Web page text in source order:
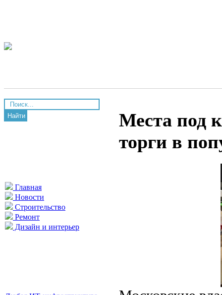
Найти
Главная
Новости
Строительство
Ремонт
Дизайн и интерьер
Места под
торги в